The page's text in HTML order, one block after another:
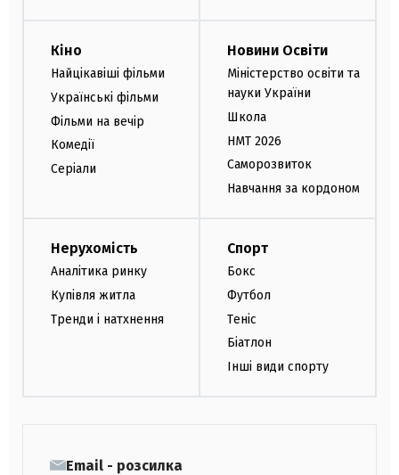
Кіно
Найцікавіші фільми
Українські фільми
Фільми на вечір
Комедії
Серіали
Новини Освіти
Міністерство освіти та
науки України
Школа
НМТ 2026
Саморозвиток
Навчання за кордоном
Нерухомість
Аналітика ринку
Купівля житла
Тренди і натхнення
Спорт
Бокс
Футбол
Теніс
Біатлон
Інші види спорту
Email - розсилка